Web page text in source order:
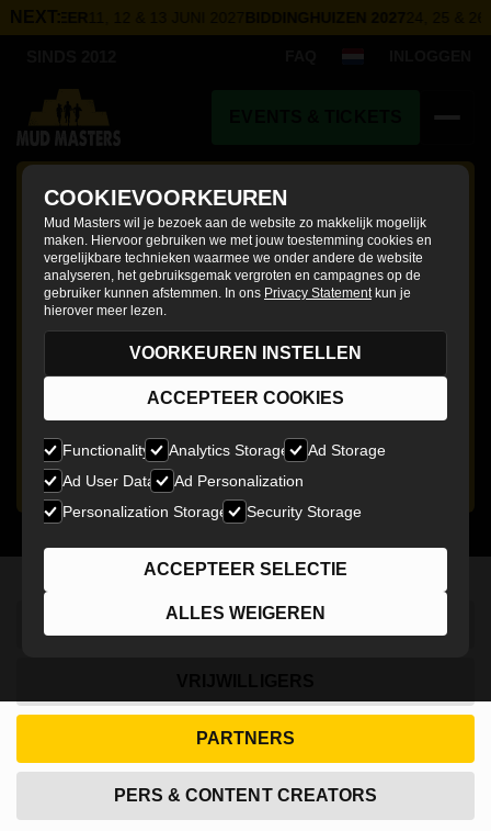
COOKIEVOORKEUREN
Mud Masters wil je bezoek aan de website zo makkelijk mogelijk
maken. Hiervoor gebruiken we met jouw toestemming cookies en
vergelijkbare technieken waarmee we onder andere de website
analyseren, het gebruiksgemak vergroten en campagnes op de
gebruiker kunnen afstemmen. In ons Privacy Statementkun je
hierover meer lezen.
VOORKEUREN INSTELLEN
ACCEPTEER COOKIES
Functionality Analytics Storage
Ad Storage
Ad User Data
Ad Personalization
Personalization Storage
Security Storage
ACCEPTEER SELECTIE
ALLES WEIGEREN
CONTACT
DEELNEMERS
PARTNERS
PERS & CONTENT CREATORS